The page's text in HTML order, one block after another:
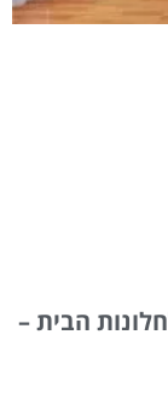
הבית –